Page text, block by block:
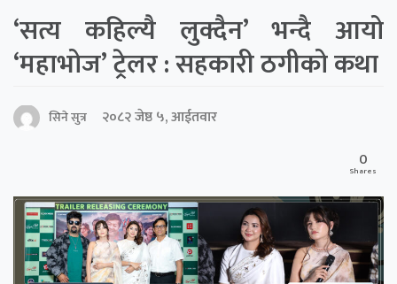
‘सत्य कहिल्यै लुक्दैन’ भन्दै आयो
‘महाभोज’ ट्रेलर : सहकारी ठगीको कथा
सिने सुत्र
२०८२ जेष्ठ ५, आईतवार
0
Shares